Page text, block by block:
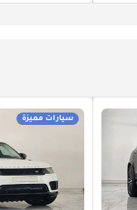
سيارات مميزة